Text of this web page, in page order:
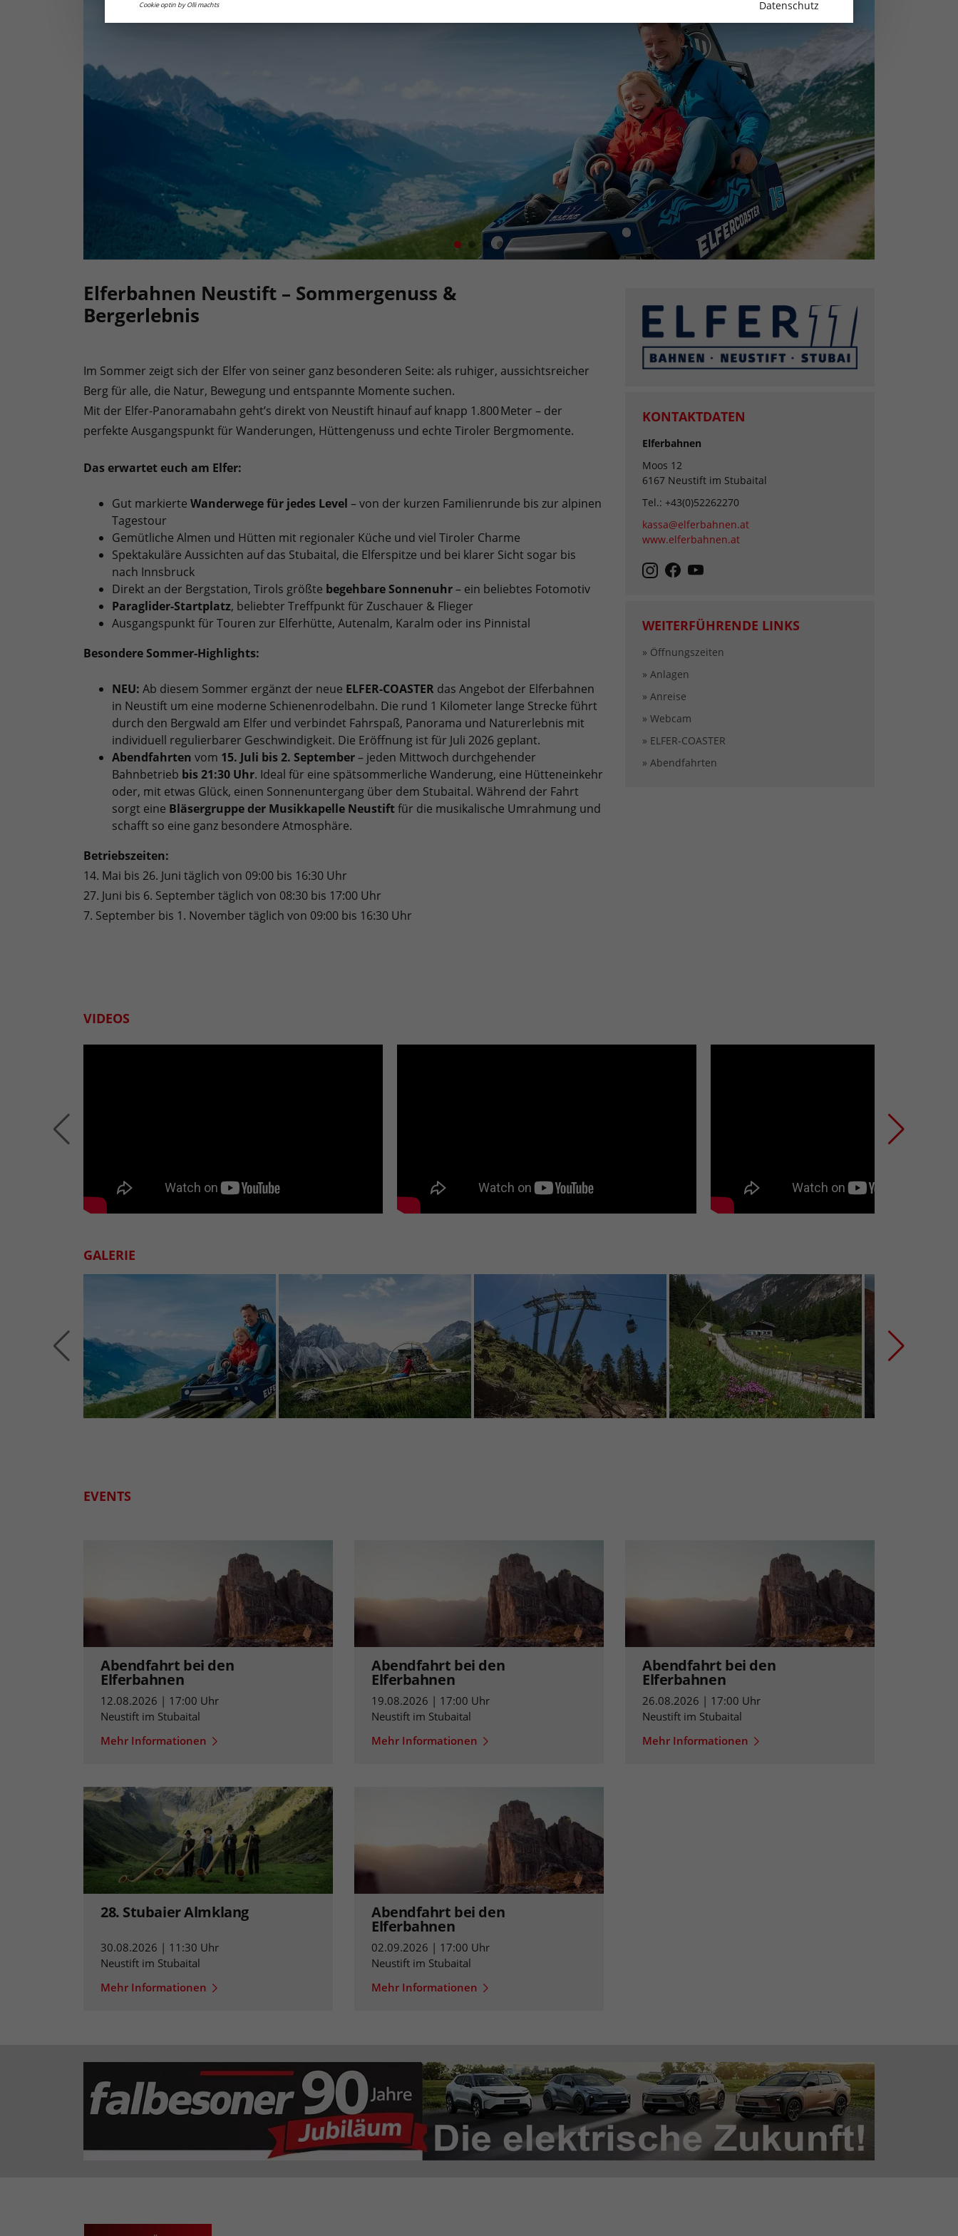
Elferbahnen Neustift – Sommergenuss &
Bergerlebnis
Im Sommer zeigt sich der Elfer von seiner ganz besonderen Seite: als ruhiger, aussichtsreicher
Berg für alle, die Natur, Bewegung und entspannte Momente suchen.
Mit der Elfer-Panoramabahn geht’s direkt von Neustift hinauf auf knapp 1.800 Meter – der
perfekte Ausgangspunkt für Wanderungen, Hüttengenuss und echte Tiroler Bergmomente.
Das erwartet euch am Elfer:
Gut markierte Wanderwege für jedes Level – von der kurzen Familienrunde bis zur alpinen
Tagestour
Gemütliche Almen und Hütten mit regionaler Küche und viel Tiroler Charme
Spektakuläre Aussichten auf das Stubaital, die Elferspitze und bei klarer Sicht sogar bis
nach Innsbruck
Direkt an der Bergstation, Tirols größte begehbare Sonnenuhr– ein beliebtes Fotomotiv
Paraglider-Startplatz, beliebter Treffpunkt für Zuschauer & Flieger
Ausgangspunkt für Touren zur Elferhütte, Autenalm, Karalm oder ins Pinnistal
Besondere Sommer-Highlights:
NEU: Ab diesem Sommer ergänzt der neue ELFER-COASTER das Angebot der Elferbahnen
in Neustift um eine moderne Schienenrodelbahn. Die rund 1 Kilometer lange Strecke führt
durch den Bergwald am Elfer und verbindet Fahrspaß, Panorama und Naturerlebnis mit
individuell regulierbarer Geschwindigkeit. Die Eröffnung ist für Juli 2026 geplant.
Abendfahrten vom 15. Juli bis 2. September– jeden Mittwoch durchgehender
Bahnbetrieb bis 21:30 Uhr. Ideal für eine spätsommerliche Wanderung, eine Hütteneinkehr
oder, mit etwas Glück, einen Sonnenuntergang über dem Stubaital. Während der Fahrt
sorgt eine Bläsergruppe der Musikkapelle Neustiftfür die musikalische Umrahmung und
schafft so eine ganz besondere Atmosphäre.
Betriebszeiten:
14. Mai bis 26. Juni täglich von 09:00 bis 16:30 Uhr
27. Juni bis 6. September täglich von 08:30 bis 17:00 Uhr
7. September bis 1. November täglich von 09:00 bis 16:30 Uhr
KONTAKTDATEN
Elferbahnen
Moos 12
6167 Neustift im Stubaital
Tel.: +43(0)52262270
kassa@elferbahnen.at
www.elferbahnen.at
WEITERFÜHRENDE LINKS
» Öffnungszeiten
» Anlagen
» Anreise
» Webcam
» ELFER-COASTER
» Abendfahrten
VIDEOS
GALERIE
EVENTS
Abendfahrt bei den
Elferbahnen
12.08.2026 | 17:00 Uhr
Neustift im Stubaital
Mehr Informationen
Abendfahrt bei den
Elferbahnen
19.08.2026 | 17:00 Uhr
Neustift im Stubaital
Mehr Informationen
Abendfahrt bei den
Elferbahnen
26.08.2026 | 17:00 Uhr
Neustift im Stubaital
Mehr Informationen
28. Stubaier Almklang
30.08.2026 | 11:30 Uhr
Neustift im Stubaital
Mehr Informationen
Abendfahrt bei den
Elferbahnen
02.09.2026 | 17:00 Uhr
Neustift im Stubaital
Mehr Informationen
Cookie optin by Olli machts Datenschutz